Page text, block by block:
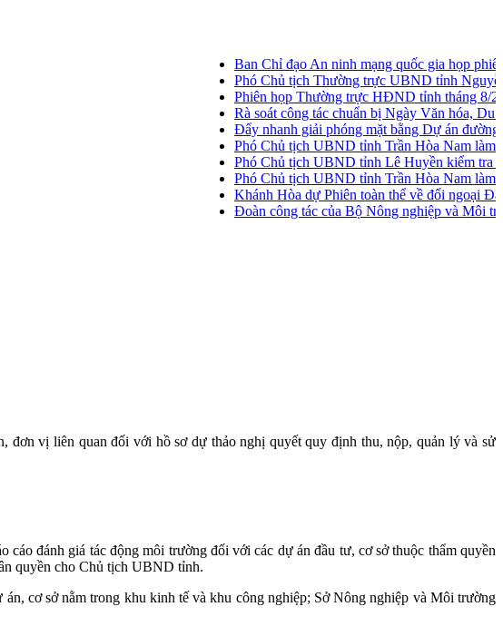
Ban Chỉ đạo An ninh mạng quốc gia họp phiên
Phó Chủ tịch Thường trực UBND tỉnh Nguyễn
Phiên họp Thường trực HĐND tỉnh tháng 8/2026
Rà soát công tác chuẩn bị Ngày Văn hóa, Du
Đẩy nhanh giải phóng mặt bằng Dự án đường
Phó Chủ tịch UBND tỉnh Trần Hòa Nam làm
Phó Chủ tịch UBND tỉnh Lê Huyền kiểm tra
Phó Chủ tịch UBND tỉnh Trần Hòa Nam làm
Khánh Hòa dự Phiên toàn thể về đối ngoại Đảng
Đoàn công tác của Bộ Nông nghiệp và Môi
đơn vị liên quan đối với hồ sơ dự thảo nghị quyết quy định thu, nộp, quản lý và sử
đánh giá tác động môi trường đối với các dự án đầu tư, cơ sở thuộc thẩm quyền
quyền cho Chủ tịch UBND tỉnh.
cơ sở nằm trong khu kinh tế và khu công nghiệp; Sở Nông nghiệp và Môi trường